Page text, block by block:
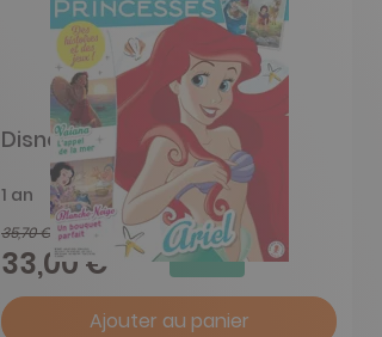
Disney Princesses
1 an
35,70 €
33,00 € -8%
Ajouter au panier